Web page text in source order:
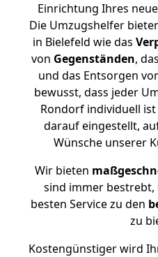
Einrichtung Ihres
Die Umzugshelfer
in Bielefeld wie das
von Gegenständen,
und das Entsorgen
bewusst, dass jeder
Rondorf individuell
darauf eingestellt,
Wünsche unserer
Wir bieten
sind immer bestrebt,
besten Service zu den
zu
Kostengünstiger wird